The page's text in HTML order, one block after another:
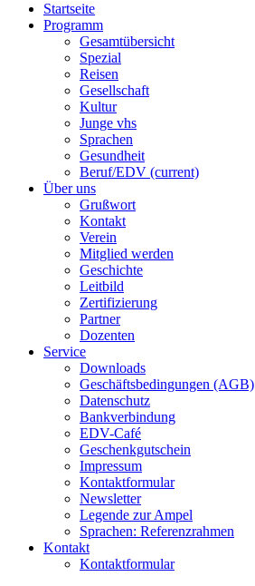
Startseite
Programm
Gesamtübersicht
Spezial
Reisen
Gesellschaft
Kultur
Junge vhs
Sprachen
Gesundheit
Beruf/EDV (current)
Über uns
Grußwort
Kontakt
Verein
Mitglied werden
Geschichte
Leitbild
Zertifizierung
Partner
Dozenten
Service
Downloads
Geschäftsbedingungen (AGB)
Datenschutz
Bankverbindung
EDV-Café
Geschenkgutschein
Impressum
Kontaktformular
Newsletter
Legende zur Ampel
Sprachen: Referenzrahmen
Kontakt
Kontaktformular